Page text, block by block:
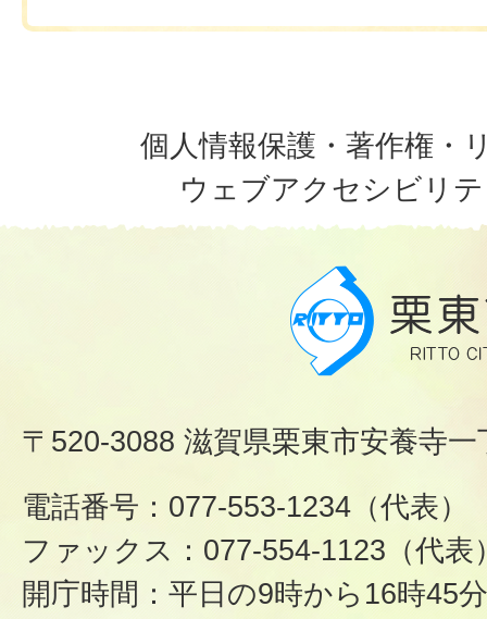
個人情報保護・著作権・
ウェブアクセシビリ
〒520-3088 滋賀県栗東市安養寺
電話番号：077-553-1234（代表）
ファックス：077-554-1123（代表
開庁時間：平日の9時から16時45分